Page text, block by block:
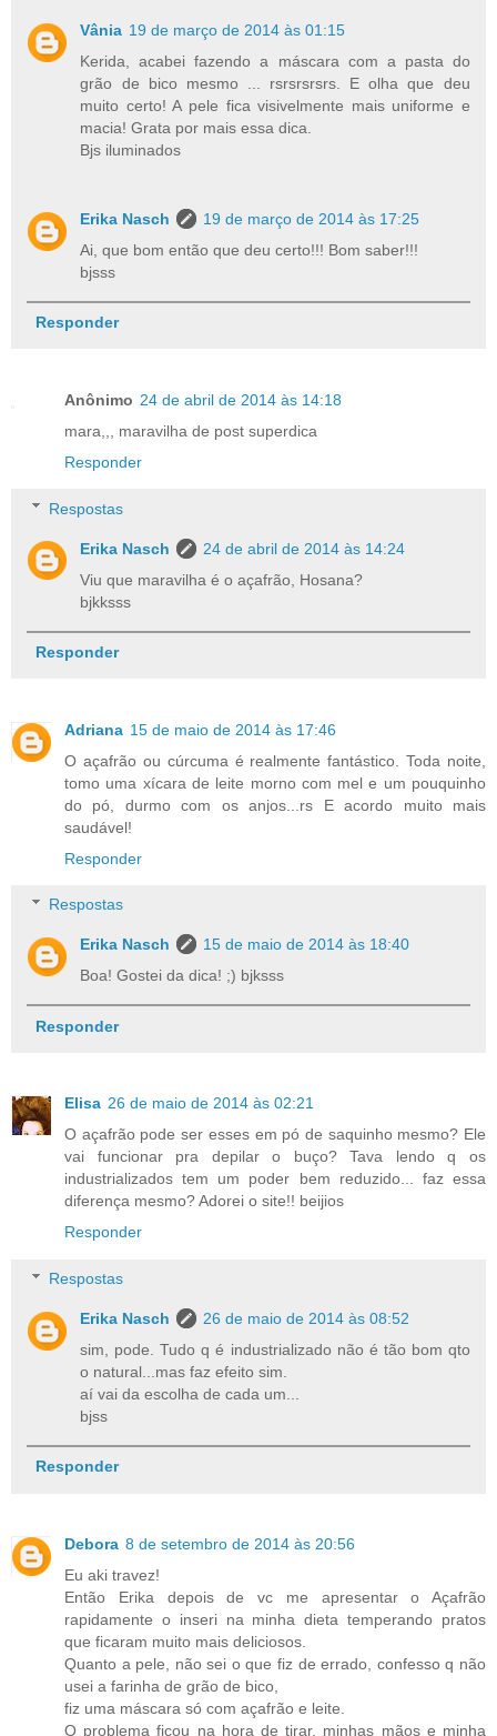
Vânia 19 de março de 2014 às 01:15
Kerida, acabei fazendo a máscara com a pasta do
grão de bico mesmo ... rsrsrsrsrs. E olha que deu
muito certo! A pele fica visivelmente mais uniforme e
macia! Grata por mais essa dica.
Bjs iluminados
Erika Nasch
19 de março de 2014 às 17:25
Ai, que bom então que deu certo!!! Bom saber!!!
bjsss
Responder
Anônimo 24 de abril de 2014 às 14:18
mara,,, maravilha de post superdica
Responder
Respostas
Erika Nasch
24 de abril de 2014 às 14:24
Viu que maravilha é o açafrão, Hosana?
bjkksss
Responder
Adriana 15 de maio de 2014 às 17:46
O açafrão ou cúrcuma é realmente fantástico. Toda noite,
tomo uma xícara de leite morno com mel e um pouquinho
do pó, durmo com os anjos...rs E acordo muito mais
saudável!
Responder
Respostas
Erika Nasch
15 de maio de 2014 às 18:40
Boa! Gostei da dica! ;) bjksss
Responder
Elisa 26 de maio de 2014 às 02:21
O açafrão pode ser esses em pó de saquinho mesmo? Ele
vai funcionar pra depilar o buço? Tava lendo q os
industrializados tem um poder bem reduzido... faz essa
diferença mesmo? Adorei o site!! beijios
Responder
Respostas
Erika Nasch
26 de maio de 2014 às 08:52
sim, pode. Tudo q é industrializado não é tão bom qto
o natural...mas faz efeito sim.
aí vai da escolha de cada um...
bjss
Responder
Debora 8 de setembro de 2014 às 20:56
Eu aki travez!
Então Erika depois de vc me apresentar o Açafrão
rapidamente o inseri na minha dieta temperando pratos
que ficaram muito mais deliciosos.
Quanto a pele, não sei o que fiz de errado, confesso q não
usei a farinha de grão de bico,
fiz uma máscara só com açafrão e leite.
O problema ficou na hora de tirar, minhas mãos e minha